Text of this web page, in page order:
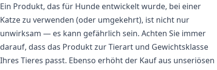
Ein Produkt, das für Hunde entwickelt wurde, bei einer
Katze zu verwenden (oder umgekehrt), ist nicht nur
unwirksam — es kann gefährlich sein. Achten Sie immer
darauf, dass das Produkt zur Tierart und Gewichtsklasse
Ihres Tieres passt. Ebenso erhöht der Kauf aus unseriösen